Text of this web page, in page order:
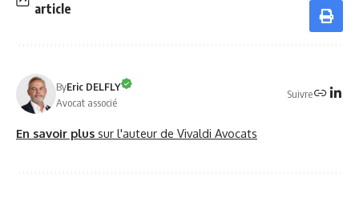
article
ByEric DELFLY
Avocat associé
Suivre
En savoir plus sur l'auteur de Vivaldi Avocats